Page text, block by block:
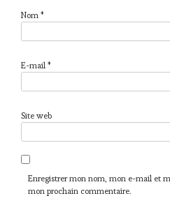
Nom *
E-mail *
Site web
Enregistrer mon nom, mon e-mail et
mon prochain commentaire.